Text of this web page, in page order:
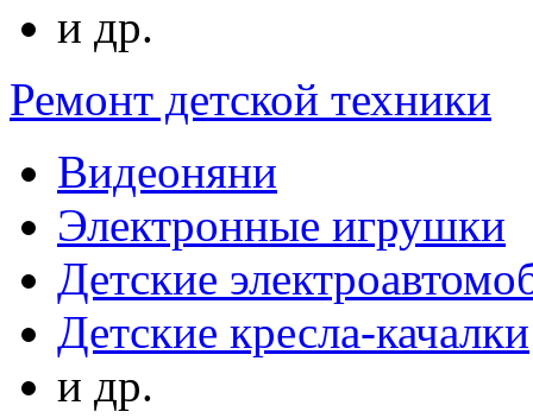
и др.
Ремонт детской техники
Видеоняни
Электронные игрушки
Детские
Детские кресла-качалки
и др.